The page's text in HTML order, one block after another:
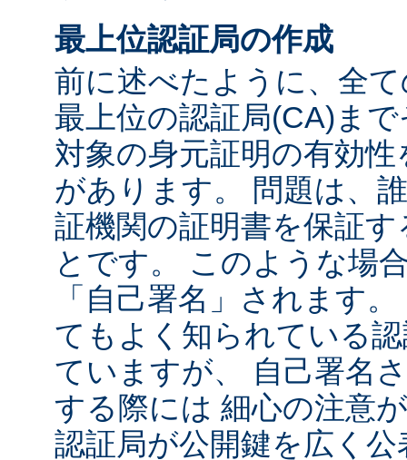
最上位認証局の作成
前に述べたように、全
最上位の認証局(CA)ま
対象の身元証明の有効
があります。 問題は、
証機関の証明書を保証
とです。 このような場
「自己署名」されます
てもよく知られている
ていますが、 自己署名
する際には 細心の注意
認証局が公開鍵を広く